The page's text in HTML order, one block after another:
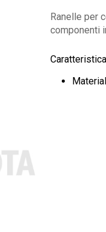
Ranelle per
componenti